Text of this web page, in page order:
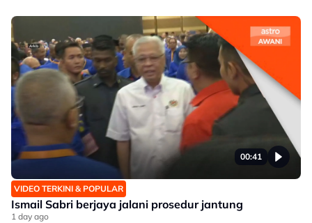
00:41
VIDEO TERKINI & POPULAR
Ismail Sabri berjaya jalani prosedur jantung
1 day ago